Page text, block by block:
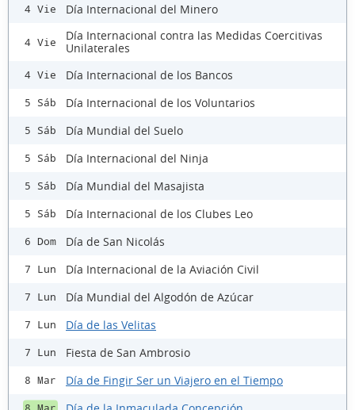
4 Vie Día Internacional del Minero
4 Vie
Día Internacional contra las Medidas Coercitivas
Unilaterales
4 Vie Día Internacional de los Bancos
5 Sáb Día Internacional de los Voluntarios
5 Sáb Día Mundial del Suelo
5 Sáb Día Internacional del Ninja
5 Sáb Día Mundial del Masajista
5 Sáb Día Internacional de los Clubes Leo
6 Dom Día de San Nicolás
7 Lun Día Internacional de la Aviación Civil
7 Lun Día Mundial del Algodón de Azúcar
7 Lun Día de las Velitas
7 Lun Fiesta de San Ambrosio
8 Mar Día de Fingir Ser un Viajero en el Tiempo